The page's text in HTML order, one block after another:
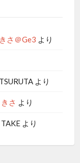
きさ＠Ge3 より
TSURUTAより
きさ より
TAKEより